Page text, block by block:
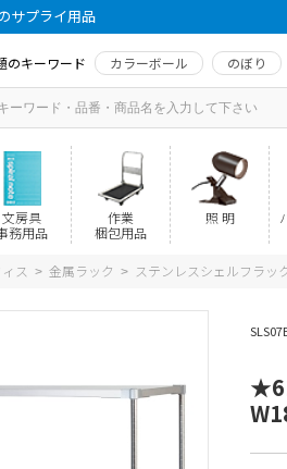
サプライ用品
のキーワード カラーボール のぼり
文房具
務用品
作業
梱包用品
照 明
ス > 金属ラック > ステンレスシェルフラッ